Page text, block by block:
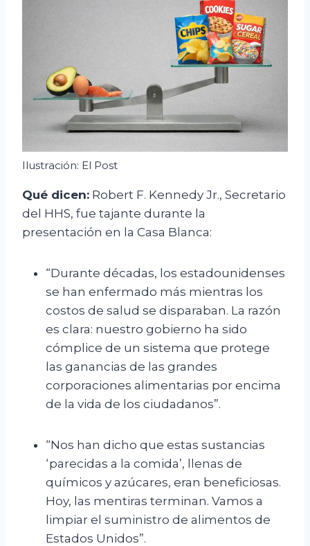
Ilustración: El Post
Qué dicen: Robert F. Kennedy Jr., Secretario
del HHS, fue tajante durante la
presentación en la Casa Blanca:
“Durante décadas, los estadounidenses
se han enfermado más mientras los
costos de salud se disparaban. La razón
es clara: nuestro gobierno ha sido
cómplice de un sistema que protege
las ganancias de las grandes
corporaciones alimentarias por encima
de la vida de los ciudadanos”.
“Nos han dicho que estas sustancias
‘parecidas a la comida’, llenas de
químicos y azúcares, eran beneficiosas.
Hoy, las mentiras terminan. Vamos a
limpiar el suministro de alimentos de
Estados Unidos”.